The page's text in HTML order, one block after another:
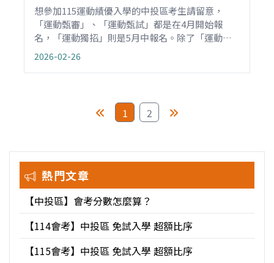
想參加115運動績優入學的中投區考生請留意，
「運動甄審」、「運動甄試」都是在4月開始報
名，「運動獨招」則是5月中報名。除了「運動甄
審」不用術科測驗外，其他運動獨招和甄試的術科
考試各在5、6月舉辦。現將115基北區運動績優入
2026-02-26
1 2
熱門文章
【中投區】會考分數怎麼算？
【114會考】中投區 免試入學 超額比序
【115會考】中投區 免試入學 超額比序